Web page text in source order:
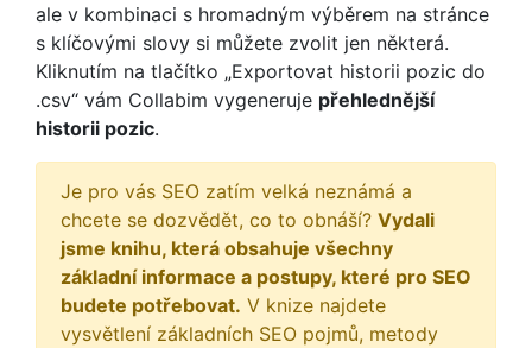
ale v kombinaci s hromadným výběrem na stránce
s klíčovými slovy si můžete zvolit jen některá.
Kliknutím na tlačítko „Exportovat historii pozic do
.csv“ vám Collabim vygeneruje přehlednější
historii pozic.
Je pro vás SEO zatím velká neznámá a
chcete se dozvědět, co to obnáší? Vydali
jsme knihu, která obsahuje všechny
základní informace a postupy, které pro SEO
budete potřebovat. V knize najdete
vysvětlení základních SEO pojmů, metody